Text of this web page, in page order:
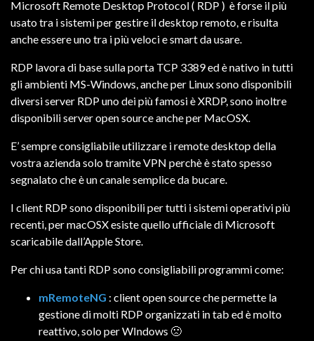
Microsoft Remote Desktop Protocol ( RDP ) è forse il più
usato tra i sistemi per gestire il desktop remoto, e risulta
anche essere uno tra i più veloci e smart da usare.
RDP lavora di base sulla porta TCP 3389 ed è nativo in tutti
gli ambienti MS-Windows, anche per Linux sono disponibili
diversi server RDP uno dei più famosi è XRDP, sono inoltre
disponibili server open source anche per MacOSX.
E’ sempre consigliabile utilizzare i remote desktop della
vostra azienda solo tramite VPN perchè è stato spesso
segnalato che è un canale semplice da bucare.
I client RDP sono disponibili per tutti i sistemi operativi più
recenti, per macOSX esiste quello ufficiale di Microsoft
scaricabile dall’Apple Store.
Per chi usa tanti RDP sono consigliabili programmi come:
mRemoteNG : client open source che permette la
gestione di molti RDP organizzati in tab ed è molto
reattivo, solo per WIndows 🙁